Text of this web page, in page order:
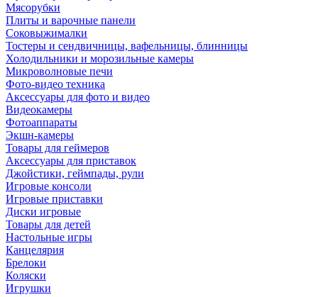
Мясорубки
Плиты и варочные панели
Соковыжималки
Тостеры и сендвичницы, вафельницы, блинницы
Холодильники и морозильные камеры
Микроволновые печи
Фото-видео техника
Аксессуары для фото и видео
Видеокамеры
Фотоаппараты
Экшн-камеры
Товары для геймеров
Аксессуары для приставок
Джойстики, геймпады, рули
Игровые консоли
Игровые приставки
Диски игровые
Товары для детей
Настольные игры
Канцелярия
Брелоки
Коляски
Игрушки